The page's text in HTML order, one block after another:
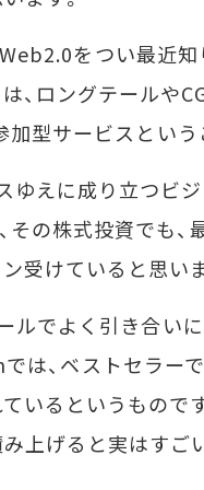
をつい最近知
、ロングテール
型サービスという
えに成り立つビ
その株式投資でも
受けていると思い
でよく引き合いに
は、ベストセラー
いるというもので
上げると実はすご